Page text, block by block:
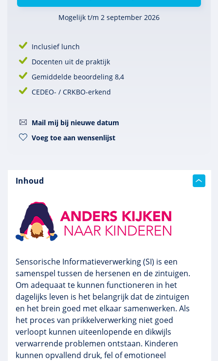
Mogelijk t/m 2 september 2026
Inclusief lunch
Docenten uit de praktijk
Gemiddelde beoordeling 8,4
CEDEO- / CRKBO-erkend
Mail mij bij nieuwe datum
Voeg toe aan wensenlijst
Inhoud
Sensorische Informatieverwerking (SI) is een
samenspel tussen de hersenen en de zintuigen.
Om adequaat te kunnen functioneren in het
dagelijks leven is het belangrijk dat de zintuigen
en het brein goed met elkaar samenwerken. Als
het proces van prikkelverwerking niet goed
verloopt kunnen uiteenlopende en dikwijls
verwarrende problemen ontstaan. Kinderen
kunnen opvallend druk, fel of emotioneel